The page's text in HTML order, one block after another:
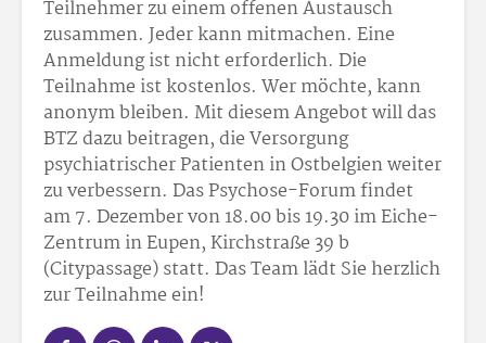
Teilnehmer zu einem offenen Austausch
zusammen. Jeder kann mitmachen. Eine
Anmeldung ist nicht erforderlich. Die
Teilnahme ist kostenlos. Wer möchte, kann
anonym bleiben. Mit diesem Angebot will das
BTZ dazu beitragen, die Versorgung
psychiatrischer Patienten in Ostbelgien weiter
zu verbessern. Das Psychose-Forum findet
am 7. Dezember von 18.00 bis 19.30 im Eiche-
Zentrum in Eupen, Kirchstraße 39 b
(Citypassage) statt. Das Team lädt Sie herzlich
zur Teilnahme ein!